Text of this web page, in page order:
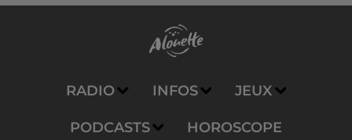
RADIO INFOS JEUX
PODCASTS HOROSCOPE